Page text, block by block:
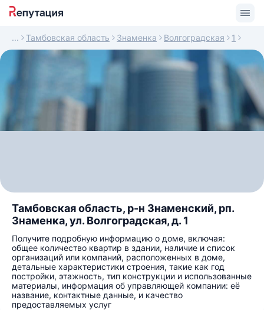
Тамбовская область Знаменка Волгоградская 1
Тамбовская область, р-н Знаменский, рп.
Знаменка, ул. Волгоградская, д. 1
Получите подробную информацию о доме, включая:
общее количество квартир в здании, наличие и список
организаций или компаний, расположенных в доме,
детальные характеристики строения, такие как год
постройки, этажность, тип конструкции и использованные
материалы, информация об управляющей компании: её
название, контактные данные, и качество
предоставляемых услуг